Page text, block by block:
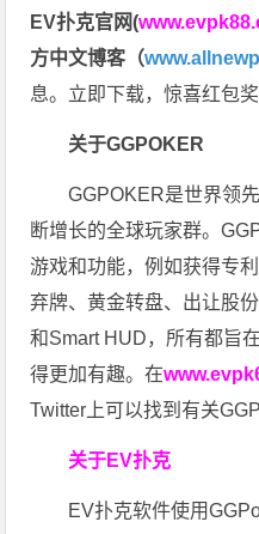
EV扑克官网(
方中文博客（
息。立即下载，惊喜红包
关于GGPOKER
GGPOKER是世界领
断增长的全球玩家群。
游戏和功能，例如获得专
弃牌、黄金转盘、出让股
和Smart HUD，所有都旨
得更加有趣。在
Twitter上可以找到有关
关于EV扑克
EV扑克软件使用